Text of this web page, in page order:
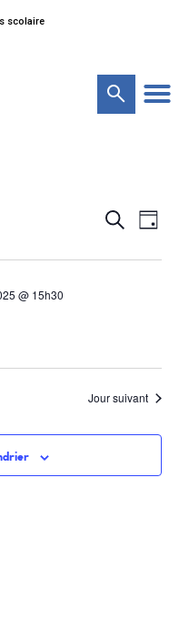
scolaire
et
Recherche
de
Jour
@ 15h30
Jour suivant